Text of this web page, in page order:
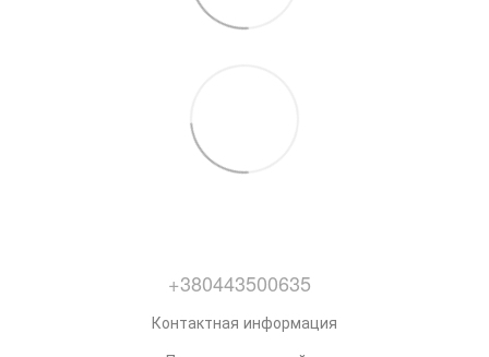
+380443500635
Контактная информация